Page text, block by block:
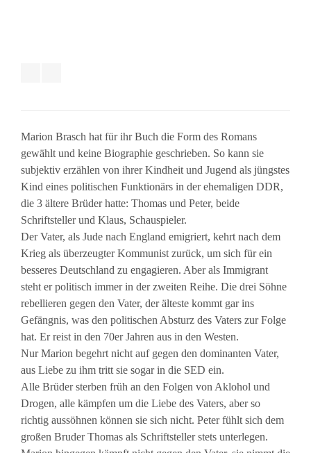
Marion Brasch hat für ihr Buch die Form des Romans
gewählt und keine Biographie geschrieben. So kann sie
subjektiv erzählen von ihrer Kindheit und Jugend als jüngstes
Kind eines politischen Funktionärs in der ehemaligen DDR,
die 3 ältere Brüder hatte: Thomas und Peter, beide
Schriftsteller und Klaus, Schauspieler.
Der Vater, als Jude nach England emigriert, kehrt nach dem
Krieg als überzeugter Kommunist zurück, um sich für ein
besseres Deutschland zu engagieren. Aber als Immigrant
steht er politisch immer in der zweiten Reihe. Die drei Söhne
rebellieren gegen den Vater, der älteste kommt gar ins
Gefängnis, was den politischen Absturz des Vaters zur Folge
hat. Er reist in den 70er Jahren aus in den Westen.
Nur Marion begehrt nicht auf gegen den dominanten Vater,
aus Liebe zu ihm tritt sie sogar in die SED ein.
Alle Brüder sterben früh an den Folgen von Aklohol und
Drogen, alle kämpfen um die Liebe des Vaters, aber so
richtig aussöhnen können sie sich nicht. Peter fühlt sich dem
großen Bruder Thomas als Schriftsteller stets unterlegen.